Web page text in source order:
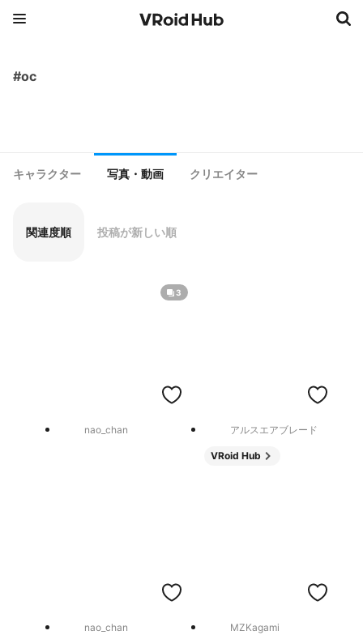
#oc
キャラクター 写真・動画 クリエイター
関連度順 投稿が新しい順
3
nao_chan アルスエアブレード
VRoid Hub
nao_chan MZKagami